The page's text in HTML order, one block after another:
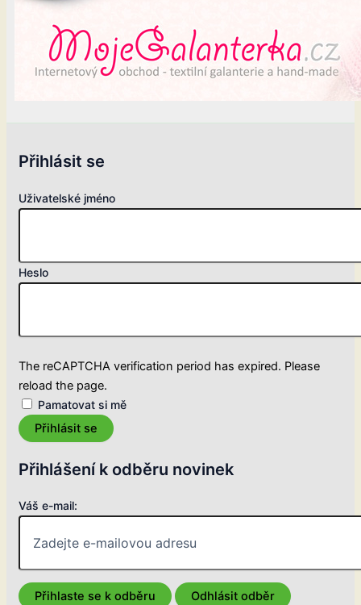
Přihlásit se
Uživatelské jméno
Heslo
The reCAPTCHA verification period has expired. Please
reload the page.
Pamatovat si mě
Přihlásit se
Přihlášení k odběru novinek
Váš e-mail: